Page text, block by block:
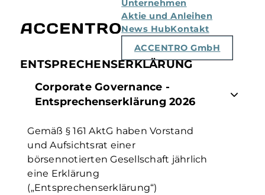
Unternehmen
Aktie und Anleihen
News HubKontakt
ACCENTRO GmbH
ENTSPRECHENSERKLÄRUNG
Corporate Governance -
Entsprechenserklärung 2026
Gemäß § 161 AktG haben Vorstand
und Aufsichtsrat einer
börsennotierten Gesellschaft jährlich
eine Erklärung
(„Entsprechenserklärung“)